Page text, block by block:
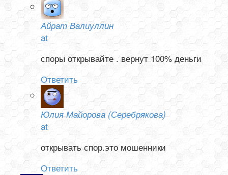
Айрат Валиуллин
at
споры открывайте . вернут 100% деньги
Ответить
Юлия Майорова (Серебрякова)
at
открывать спор.это мошенники
Ответить